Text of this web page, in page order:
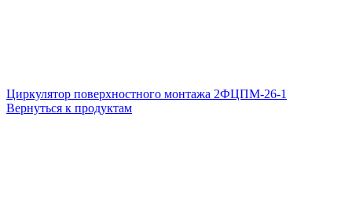
Циркулятор поверхностного монтажа 2ФЦПМ-26-1
Вернуться к продуктам